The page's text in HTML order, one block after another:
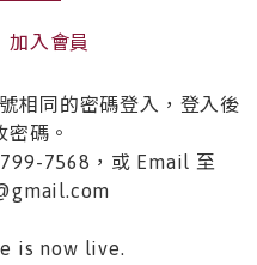
加入會員
相同的密碼登入，登入後
密碼。
7568，或 Email 至
is now live.